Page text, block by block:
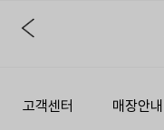
고객센터 매장안내